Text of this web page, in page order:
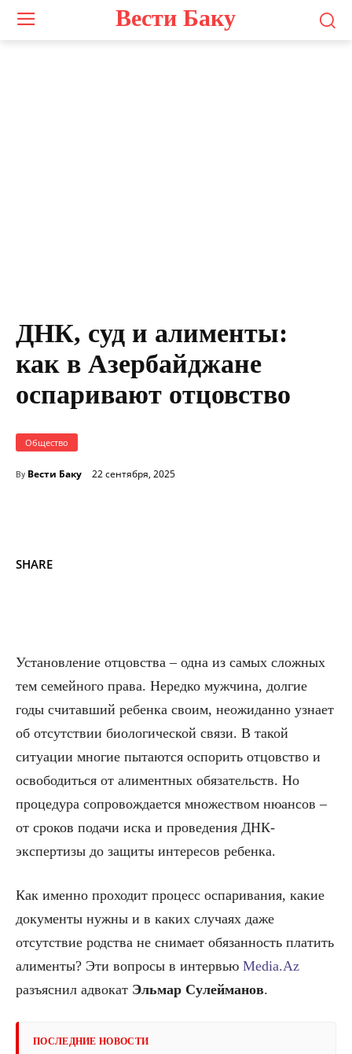
Вести Баку
ДНК, суд и алименты:
как в Азербайджане
оспаривают отцовство
Общество
By Вести Баку 22 сентября, 2025
SHARE
Установление отцовства – одна из самых сложных
тем семейного права. Нередко мужчина, долгие
годы считавший ребенка своим, неожиданно узнает
об отсутствии биологической связи. В такой
ситуации многие пытаются оспорить отцовство и
освободиться от алиментных обязательств. Но
процедура сопровождается множеством нюансов –
от сроков подачи иска и проведения ДНК-
экспертизы до защиты интересов ребенка.
Как именно проходит процесс оспаривания, какие
документы нужны и в каких случаях даже
отсутствие родства не снимает обязанность платить
алименты? Эти вопросы в интервью Media.Az
разъяснил адвокат Эльмар Сулейманов.
ПОСЛЕДНИЕ НОВОСТИ